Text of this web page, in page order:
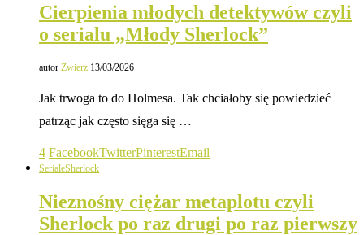
Cierpienia młodych detektywów czyli
o serialu „Młody Sherlock”
autor Zwierz 13/03/2026
Jak trwoga to do Holmesa. Tak chciałoby się powiedzieć
patrząc jak często sięga się …
4 FacebookTwitterPinterestEmail
SerialeSherlock
Nieznośny ciężar metaplotu czyli
Sherlock po raz drugi po raz pierwszy